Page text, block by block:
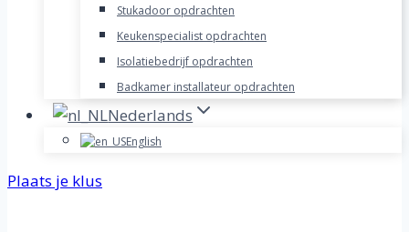
Stukadoor opdrachten
Keukenspecialist opdrachten
Isolatiebedrijf opdrachten
Badkamer installateur opdrachten
Nederlands
English
Plaats je klus